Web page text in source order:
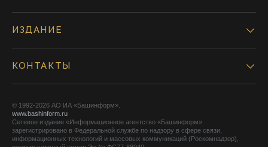
ИЗДАНИЕ
КОНТАКТЫ
© 1992-2026 АО ИА «Башинформ».
www.bashinform.ru
Сетевое издание «Информационное агентство «Башинформ»
зарегистрировано в Федеральной службе по надзору в сфере связи,
информационных технологий и массовых коммуникаций (Роскомнадзор),